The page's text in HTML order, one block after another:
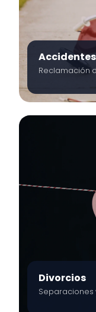
Accidentes
Reclamación
Divorcios
Separaciones